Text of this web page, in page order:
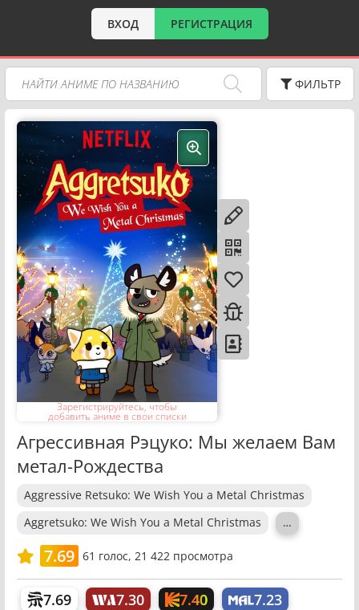
ВХОД РЕГИСТРАЦИЯ
ФИЛЬТР
Зарегистрируйтесь, чтобы
добавить аниме в свои списки
Агрессивная Рэцуко: Мы желаем Вам
метал-Рождества
Aggressive Retsuko: We Wish You a Metal Christmas
Aggretsuko: We Wish You a Metal Christmas
…
7.69 61 голос, 21 422 просмотра
7.69 7.30 7.40 7.23